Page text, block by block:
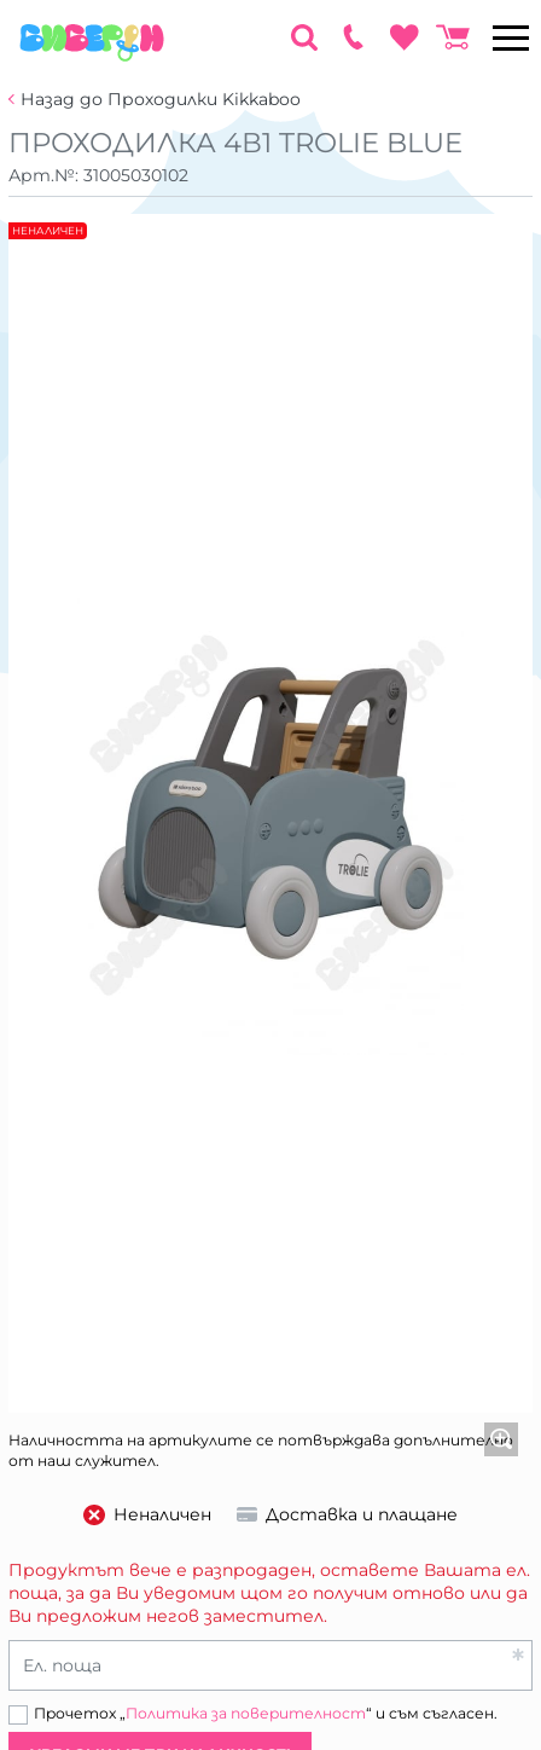
Назад до Проходилки Kikkaboo
ПРОХОДИЛКА 4В1 TROLIE BLUE
Арт.№: 31005030102
Наличността на артикулите се потвърждава допълнително
от наш служител.
НЕНАЛИЧЕН
Неналичен Доставка и плащане
Продуктът вече е разпродаден, оставете Вашата ел.
поща, за да Ви уведомим щом го получим отново или да
Ви предложим негов заместител.
Ел. поща
Прочетох „Политика за поверителност“ и съм съгласен.